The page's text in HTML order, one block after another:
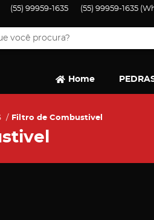
(55) 99959-1635 (55) 99959-1635
Home
Filtro de Combustivel